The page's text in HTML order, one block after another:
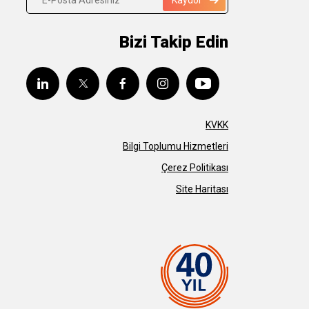
Bizi Takip Edin
KVKK
Bilgi Toplumu Hizmetleri
Çerez Politikası
Site Haritası